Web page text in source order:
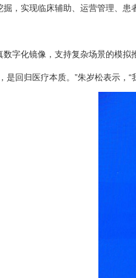
，实现临床辅助、运营管理、
字化镜像，支持复杂场景的模拟
是回归医疗本质。”朱岁松表示